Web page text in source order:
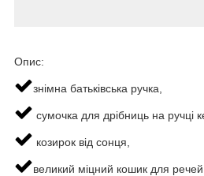
Опис:
знімна батьківська ручка,
сумочка для дрібниць на ручці
козирок від сонця,
великий міцний кошик для речей